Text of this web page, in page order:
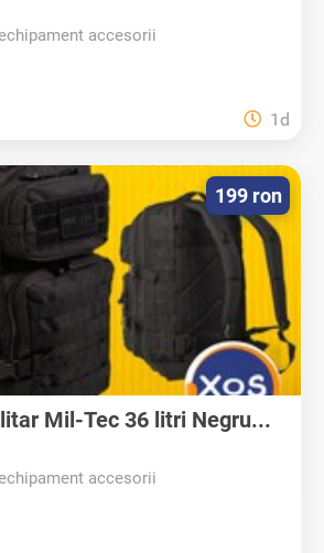
accesorii
1d
Mil-Tec 36 litri Negru...
accesorii
199 ron